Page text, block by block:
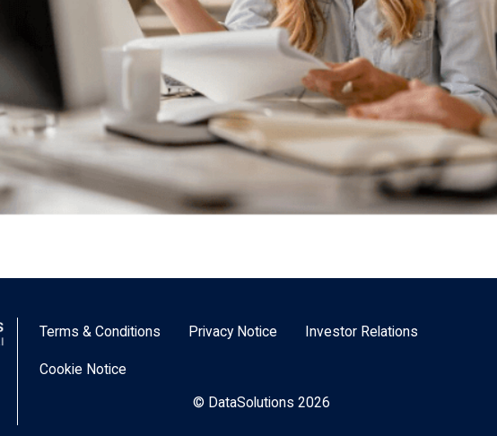
Terms & Conditions Privacy Notice Investor Relations
Cookie Notice
© DataSolutions 2026